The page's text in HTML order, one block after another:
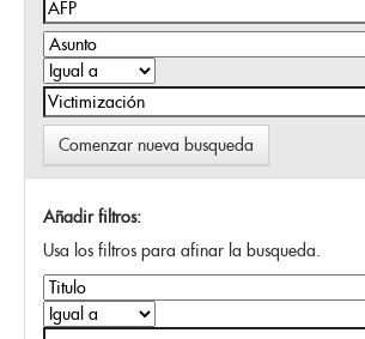
Comenzar nueva busqueda
Añadir filtros:
Usa los filtros para afinar la busqueda.